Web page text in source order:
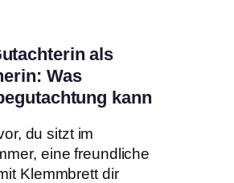
als
Was
kann
du sitzt im
eine freundliche
Klemmbrett dir